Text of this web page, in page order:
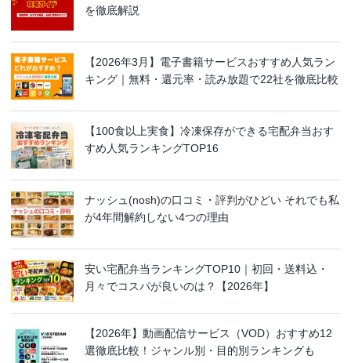
を徹底解説
【2026年3月】電子書籍サービスおすすめ人気ラン
キング｜無料・還元率・読み放題で22社を徹底比較
【100食以上実食】冷凍保存ができる宅配弁当おす
すめ人気ランキングTOP16
ナッシュ(nosh)の口コミ・評判がひどい それでも私
が4年間解約しない4つの理由
安い宅配弁当ランキングTOP10｜初回・送料込・
月々でコスパが良いのは？【2026年】
【2026年】動画配信サービス（VOD）おすすめ12
選徹底比較！ジャンル別・目的別ランキングも